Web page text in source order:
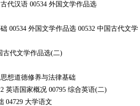
代汉语 00534 外国文学作品选
00534 外国文学作品选 00532 中国古代文学
古代文学作品选(二)
思想道德修养与法律基础
英语国家概况 00795 综合英语(二)
04729 大学语文